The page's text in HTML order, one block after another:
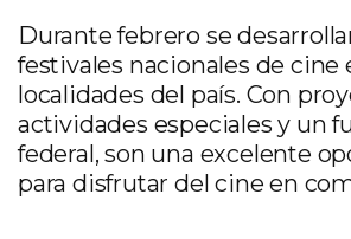
Durante febrero se
festivales nacionales de cine
localidades del país. Con
actividades especiales y un
federal, son una excelente
para disfrutar del cine en